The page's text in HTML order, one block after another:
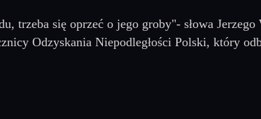
trzeba się oprzeć o jego groby"- słowa
Odzyskania Niepodległości Polski, który